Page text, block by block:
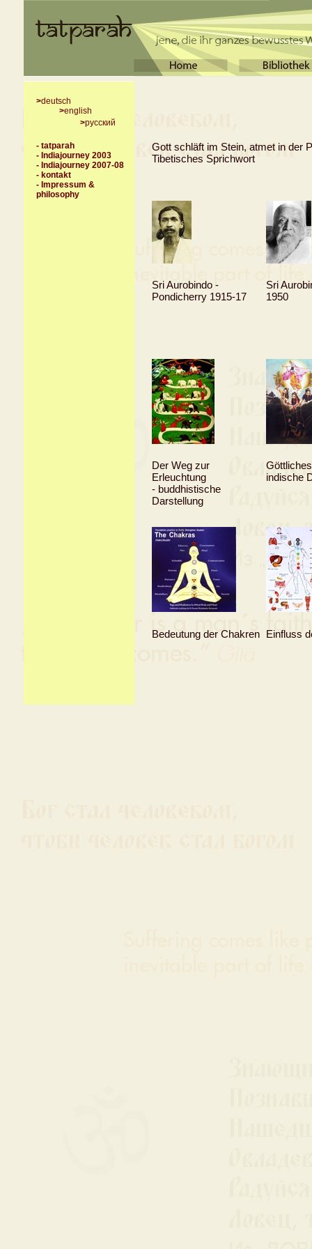
>deutsch
>english
>русский
- tatparah
- Indiajourney 2003
- Indiajourney 2007-08
- kontakt
- Impressum &
philosophy
Gott schläft im Stein, atmet in der
Tibetisches Sprichwort
Sri Aurobindo -
Pondicherry 1915-17
Sri
1950
Der Weg zur
Erleuchtung
- buddhistische
Darstellung
indische
Bedeutung der Chakren Einfluss